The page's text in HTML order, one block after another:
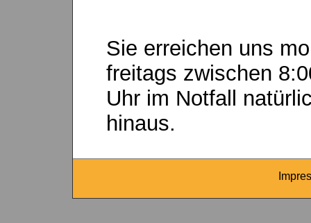
Sie erreichen uns
freitags zwischen
Uhr im Notfall
hinaus.